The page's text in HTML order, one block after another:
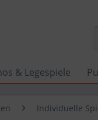
& Legespiele
Individuelle